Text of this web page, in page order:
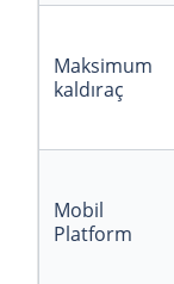
Maksimum
kaldıraç
Mobil
Platform